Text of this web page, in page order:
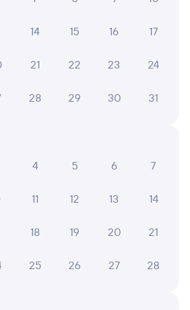
в Москву Киевскую
4, 6, 8 октября Маршрут
14 15 16 17
21 22 23 24
28 29 30 31
4 5 6 7
11 12 13 14
18 19 20 21
25 26 27 28